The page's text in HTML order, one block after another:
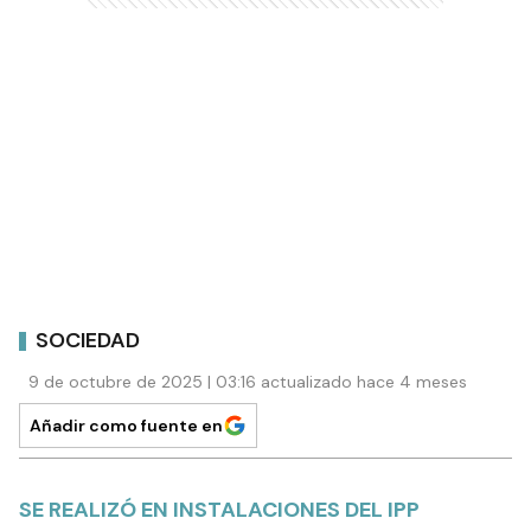
SOCIEDAD
9 de octubre de 2025 | 03:16 actualizado hace 4 meses
Añadir como fuente en
SE REALIZÓ EN INSTALACIONES DEL IPP